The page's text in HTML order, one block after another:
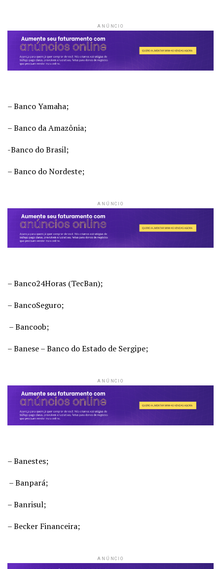
ANÚNCIO
– Banco Yamaha;
– Banco da Amazônia;
-Banco do Brasil;
– Banco do Nordeste;
ANÚNCIO
– Banco24Horas (TecBan);
– BancoSeguro;
– Bancoob;
– Banese – Banco do Estado de Sergipe;
ANÚNCIO
– Banestes;
– Banpará;
– Banrisul;
– Becker Financeira;
ANÚNCIO